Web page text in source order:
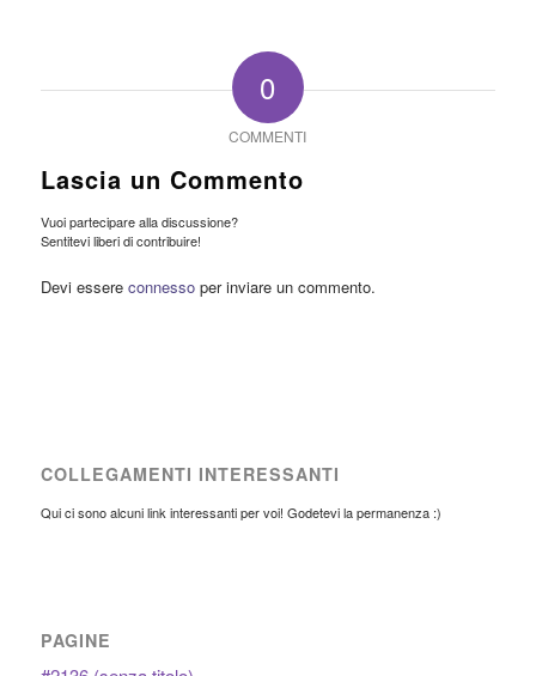
0
COMMENTI
Lascia un Commento
Vuoi partecipare alla discussione?
Sentitevi liberi di contribuire!
Devi essere connessoper inviare un commento.
COLLEGAMENTI INTERESSANTI
Qui ci sono alcuni link interessanti per voi! Godetevi la permanenza :)
PAGINE